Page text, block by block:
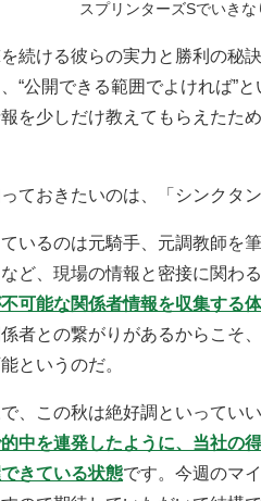
スプリンターズSでいき
続ける彼らの実力と勝利の秘
“公開できる範囲でよければ”
を少しだけ教えてもらえたた
ておきたいのは、「シンクタ
いるのは元騎手、元調教師を
ど、現場の情報と密接に関わ
可能な関係者情報を収集する
係者との繋がりがあるからこそ
というのだ。
で、この秋は絶好調といってい
中を連発したように、当社の
きている状態です。今週のマ